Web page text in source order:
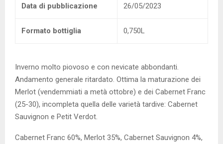
Data di pubblicazione 26/05/2023
Formato bottiglia 0,750L
Inverno molto piovoso e con nevicate abbondanti.
Andamento generale ritardato. Ottima la maturazione dei
Merlot (vendemmiati a metà ottobre) e dei Cabernet Franc
(25-30), incompleta quella delle varietà tardive: Cabernet
Sauvignon e Petit Verdot.
Cabernet Franc 60%, Merlot 35%, Cabernet Sauvignon 4%,